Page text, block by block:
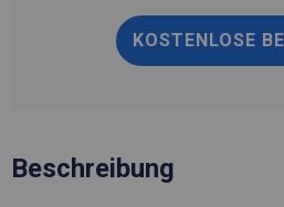
KOSTENLOSE
Beschreibung